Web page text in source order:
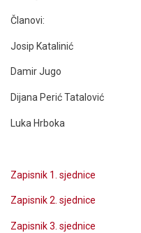
Članovi:
Josip Katalinić
Damir Jugo
Dijana Perić Tatalović
Luka Hrboka
Zapisnik 1. sjednice
Zapisnik 2. sjednice
Zapisnik 3. sjednice